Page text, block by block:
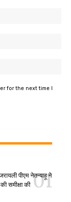
for the next time I
पीएम नेतन्याहू ने
समीक्षा की